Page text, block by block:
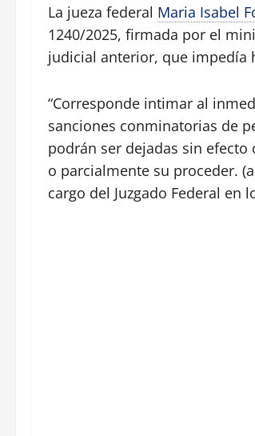
La jueza federal Maria Isabel
1240/2025, firmada por el
judicial anterior, que impedía
“Corresponde intimar al
sanciones conminatorias de
podrán ser dejadas sin
o parcialmente su proceder.
cargo del Juzgado Federal en